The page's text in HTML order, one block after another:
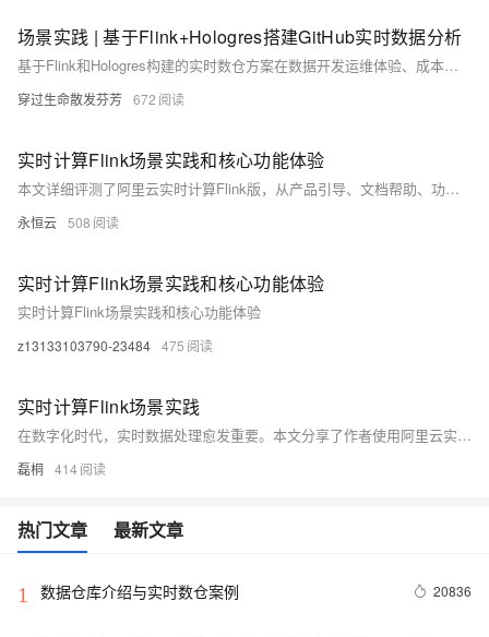
场景实践 | 基于Flink+Hologres搭建GitHub实时数据分析
基于Flink和Hologres构建的实时数仓方案在数据开发运维体验、成本与收益等方面均表现出色。同时，该产品还具有与其他产品联动组合的可能性，能够为企业提供更全面、更智能的数据处理和分析解决方案。
穿过生命散发芬芳 672
实时计算Flink场景实践和核心功能体验
本文详细评测了阿里云实时计算Flink版，从产品引导、文档帮助、功能满足度等方面进行了全面分析。产品界面设计友好，文档丰富实用，数据开发和运维体验优秀，具备出色的实时性和动态扩展性。同时，提出了针对业务场景的改进建议，包括功能定制化增强、高级分析功能拓展及可视化功能提升。文章还探讨了产品与阿里云内部产品及第三方工具的联动潜力，展示了其在多云架构和跨平台应用中的广阔前景。
永恒云 508
实时计算Flink场景实践和核心功能体验
实时计算Flink场景实践和核心功能体验
z13133103790-23484 475
实时计算Flink场景实践
在数字化时代，实时数据处理愈发重要。本文分享了作者使用阿里云实时计算Flink版和流式数据湖仓Paimon的体验，展示了其在电商场景中的应用，包括数据抽取、清洗、关联和聚合，突出了系统的高效、稳定和低延迟特点。
磊桐 414
热门文章 最新文章
1 数据仓库介绍与实时数仓案例 20836